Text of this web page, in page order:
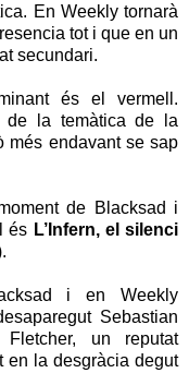
En Weekly tornarà
tot i que en un
secundari.
és el vermell.
de la temàtica de la
més endavant se sap
de Blacksad i
és L’Infern, el silenci
cksad i en Weekly
Sebastian
Fletcher, un reputat
en la desgràcia degut